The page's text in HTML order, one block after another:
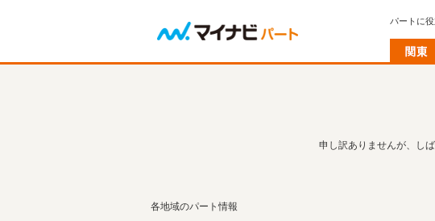
パートに
申し訳ありませんが、し
各地域のパート情報